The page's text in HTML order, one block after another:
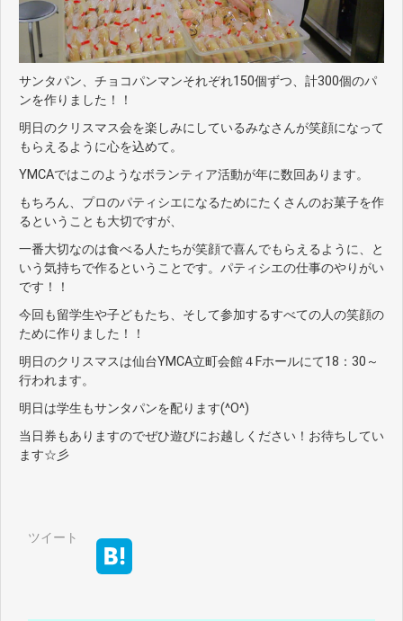
サンタパン、チョコパンマンそれぞれ150個ずつ、計300個のパ
ンを作りました！！
明日のクリスマス会を楽しみにしているみなさんが笑顔になって
もらえるように心を込めて。
YMCAではこのようなボランティア活動が年に数回あります。
もちろん、プロのパティシエになるためにたくさんのお菓子を作
るということも大切ですが、
一番大切なのは食べる人たちが笑顔で喜んでもらえるように、と
いう気持ちで作るということです。パティシエの仕事のやりがい
です！！
今回も留学生や子どもたち、そして参加するすべての人の笑顔の
ために作りました！！
明日のクリスマスは仙台YMCA立町会館４Fホールにて18：30～
行われます。
明日は学生もサンタパンを配ります(^O^)
当日券もありますのでぜひ遊びにお越しください！お待ちしてい
ます☆彡
ツイート